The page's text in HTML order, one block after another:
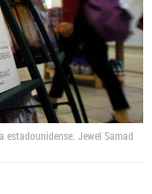
estadounidense. Jewel Samad